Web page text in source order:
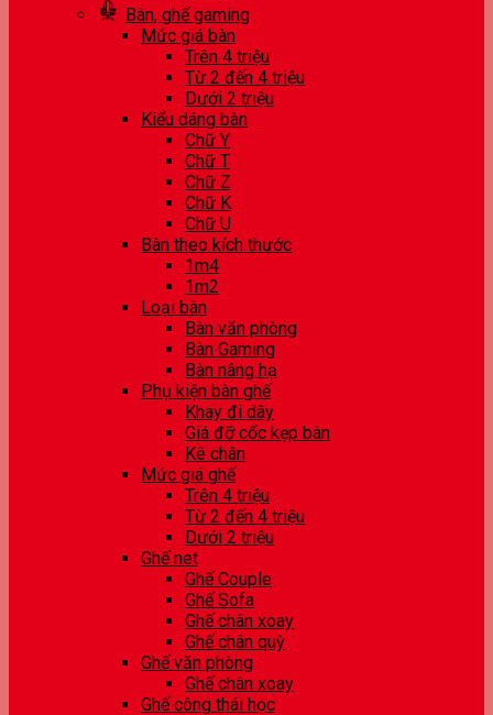
Bàn, ghế gaming
Mức giá bàn
Trên 4 triệu
Từ 2 đến 4 triệu
Dưới 2 triệu
Kiểu dáng bàn
Chữ Y
Chữ T
Chữ Z
Chữ K
Chữ U
Bàn theo kích thước
1m4
1m2
Loại bàn
Bàn văn phòng
Bàn Gaming
Bàn nâng hạ
Phụ kiện bàn ghế
Khay đi dây
Giá đỡ cốc kẹp bàn
Kê chân
Mức giá ghế
Trên 4 triệu
Từ 2 đến 4 triệu
Dưới 2 triệu
Ghế net
Ghế Couple
Ghế Sofa
Ghế chân xoay
Ghế chân quỳ
Ghế văn phòng
Ghế chân xoay
Ghế công thái học